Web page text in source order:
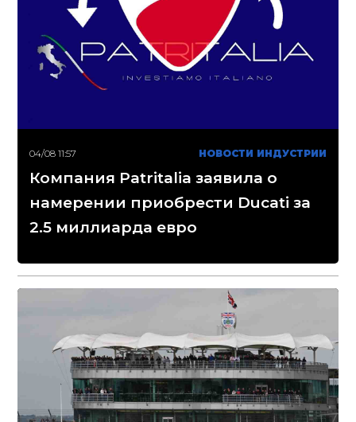
04/08 11:57 НОВОСТИ ИНДУСТРИИ
Компания Patritalia заявила о
намерении приобрести Ducati за
2.5 миллиарда евро